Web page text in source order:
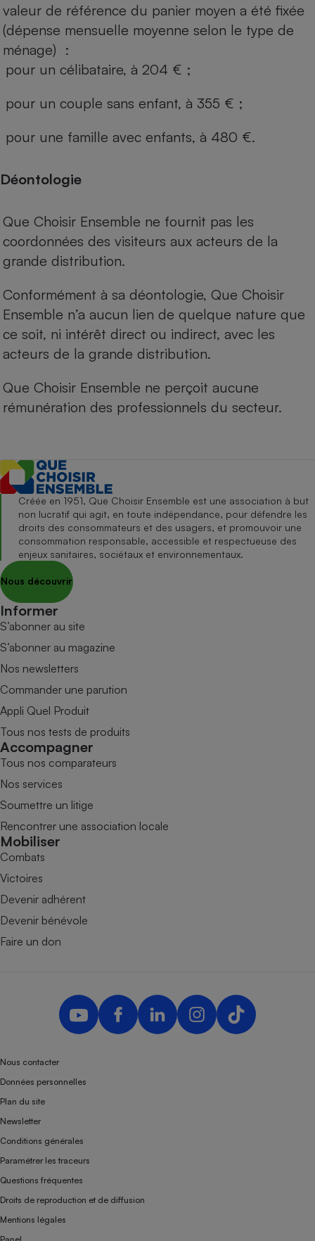
valeur de référence du panier moyen a été fixée
(dépense mensuelle moyenne selon le type de
ménage) :
pour un célibataire, à 204 € ;
pour un couple sans enfant, à 355 € ;
pour une famille avec enfants, à 480 €.
Déontologie
Que Choisir Ensemble ne fournit pas les
coordonnées des visiteurs aux acteurs de la
grande distribution.
Conformément à sa déontologie, Que Choisir
Ensemble n’a aucun lien de quelque nature que
ce soit, ni intérêt direct ou indirect, avec les
acteurs de la grande distribution.
Que Choisir Ensemble ne perçoit aucune
rémunération des professionnels du secteur.
Créée en 1951, Que Choisir Ensemble est une association à but
non lucratif qui agit, en toute indépendance, pour défendre les
droits des consommateurs et des usagers, et promouvoir une
consommation responsable, accessible et respectueuse des
enjeux sanitaires, sociétaux et environnementaux.
Nous découvrir
Informer
S’abonner au site
S’abonner au magazine
Nos newsletters
Commander une parution
Appli Quel Produit
Tous nos tests de produits
Accompagner
Tous nos comparateurs
Nos services
Soumettre un litige
Rencontrer une association locale
Mobiliser
Combats
Victoires
Devenir adhérent
Devenir bénévole
Faire un don
Nous contacter
Données personnelles
Plan du site
Newsletter
Conditions générales
Paramétrer les traceurs
Questions fréquentes
Droits de reproduction et de diffusion
Mentions légales